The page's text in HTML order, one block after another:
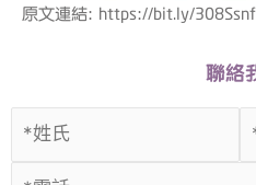
原文連結: https://bit.ly/308Ssnf
聯絡